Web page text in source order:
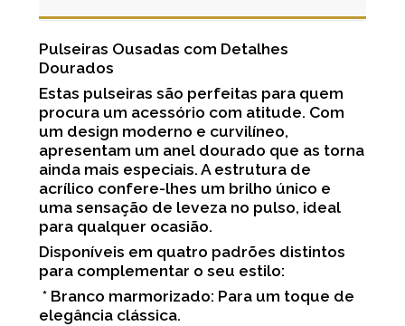
Pulseiras Ousadas com Detalhes
Dourados
Estas pulseiras são perfeitas para quem
procura um acessório com atitude. Com
um design moderno e curvilíneo,
apresentam um anel dourado que as torna
ainda mais especiais. A estrutura de
acrílico confere-lhes um brilho único e
uma sensação de leveza no pulso, ideal
para qualquer ocasião.
Disponíveis em quatro padrões distintos
para complementar o seu estilo:
* Branco marmorizado: Para um toque de
elegância clássica.